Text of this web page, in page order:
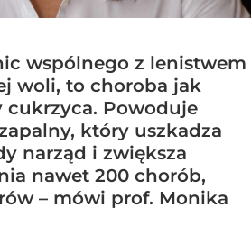
wspólnego z lenistwem
woli, to choroba jak
cukrzyca. Powoduje
który uszkadza
narząd i zwiększa
nawet 200 chorób,
– mówi prof. Monika